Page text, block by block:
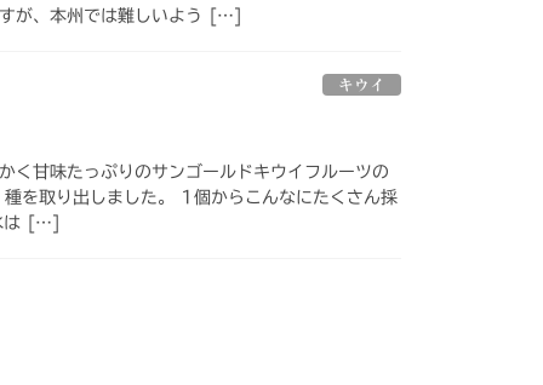
が、本州では難しいよう […]
キウイ
く甘味たっぷりのサンゴールドキウイフルーツの
を取り出しました。 1個からこんなにたくさん採
は […]